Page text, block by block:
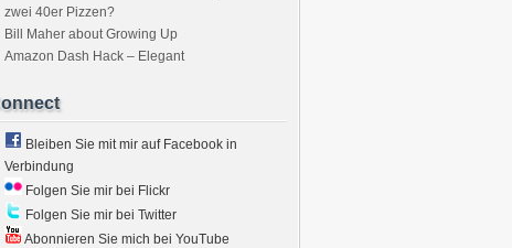
zwei 40er Pizzen?
Bill Maher about Growing Up
Amazon Dash Hack – Elegant
Bleiben Sie mit mir auf Facebook in
Verbindung
Folgen Sie mir bei Flickr
Folgen Sie mir bei Twitter
Abonnieren Sie mich bei YouTube